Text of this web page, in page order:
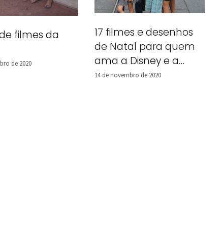
filmes da
de 2020
17 filmes e desenhos
de Natal para quem
ama a Disney e a
Universal
14 de novembro de 2020